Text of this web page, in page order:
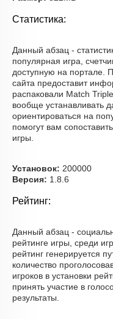
Статистика:
Данный абзац -
популярная игра,
доступную на портале.
сайта предоставит
распаковали Match
вообще устанавливать
ориентироваться на
помогут вам
игры.
Установок: 200000
Версия: 1.8.6
Рейтинг:
Данный абзац -
рейтинге игры, среди
рейтинг генерируется
количество
игроков в установки
принять участие в
результаты.